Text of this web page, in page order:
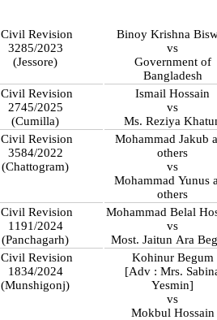
Civil Revision
3285/2023
(Jessore)
Binoy Krishna
vs
Government of
Bangladesh
Civil Revision
2745/2025
(Cumilla)
Ismail Hossain
vs
Ms. Reziya
Civil Revision
3584/2022
(Chattogram)
Mohammad Jakub
others
vs
Mohammad Yunus
others
Civil Revision
1191/2024
(Panchagarh)
Mohammad Belal
vs
Most. Jaitun Ara
Civil Revision
1834/2024
(Munshigonj)
Kohinur Begum
[Adv : Mrs.
Yesmin]
vs
Mokbul Hossain